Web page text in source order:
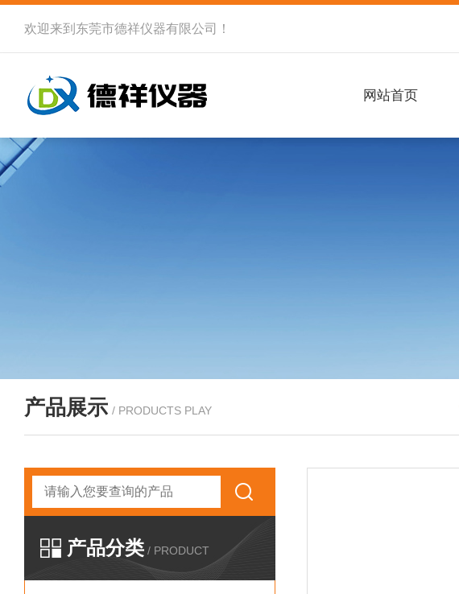
欢迎来到 东莞市德祥仪器有限公司 ！
网站首页
产品展示 / PRODUCTS PLAY
产品分类 / PRODUCT